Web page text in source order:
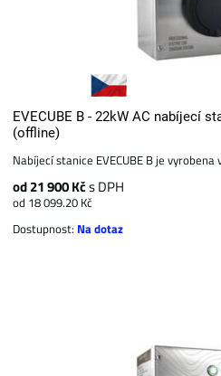
EVECUBE B - 22kW AC nabíjecí
(offline)
Nabíjecí stanice EVECUBE B je
od 21 900 Kčs DPH
od 18 099.20 Kč
Dostupnost: Na dotaz